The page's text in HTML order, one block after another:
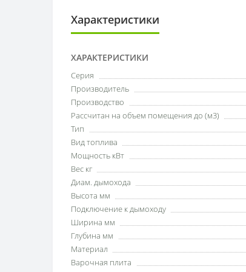
Характеристики
ХАРАКТЕРИСТИКИ
Серия
Производитель
Производство
Рассчитан на объем помещения до (м3)
Тип
Вид топлива
Мощность кВт
Вес кг
Диам. дымохода
Высота мм
Подключение к дымоходу
Ширина мм
Глубина мм
Материал
Варочная плита